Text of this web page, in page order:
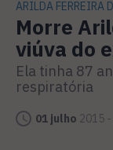
ARILDA FERREIRA
Morre
viúva do
Ela tinha 87
respiratória
01 julho 2015